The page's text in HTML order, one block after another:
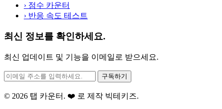
› 점수 카운터
› 반응 속도 테스트
최신 정보를 확인하세요.
최신 업데이트 및 기능을 이메일로 받으세요.
구독하기
© 2026 탭 카운터. ❤️ 로 제작 빅테키즈.